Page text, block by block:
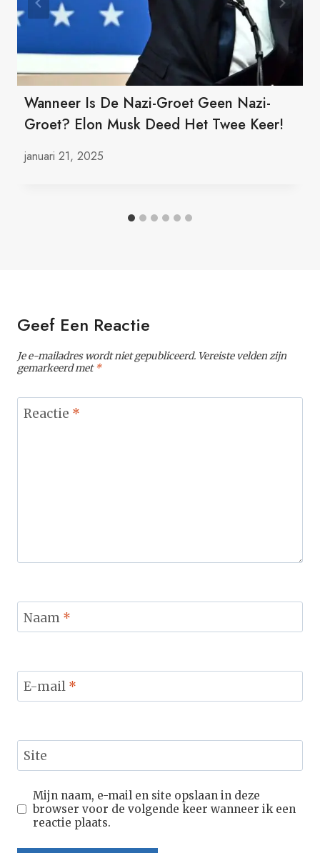
Wanneer Is De Nazi-Groet Geen Nazi-
Groet? Elon Musk Deed Het Twee Keer!
januari 21, 2025
Geef Een Reactie
Je e-mailadres wordt niet gepubliceerd. Vereiste velden zijn
gemarkeerd met*
Reactie *
Naam *
E-mail *
Site
Mijn naam, e-mail en site opslaan in deze
browser voor de volgende keer wanneer ik een
reactie plaats.